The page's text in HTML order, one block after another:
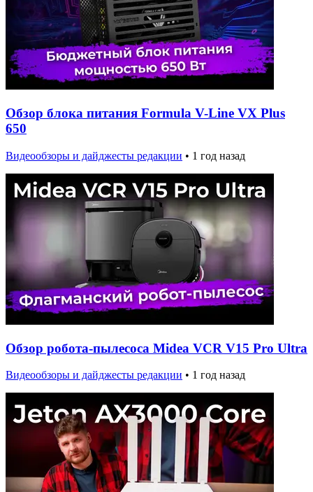
Обзор блока питания Formula V-Line VX Plus
650
Видеообзоры и дайджесты редакции • 1 год назад
Обзор робота-пылесоса Midea VCR V15 Pro Ultra
Видеообзоры и дайджесты редакции • 1 год назад